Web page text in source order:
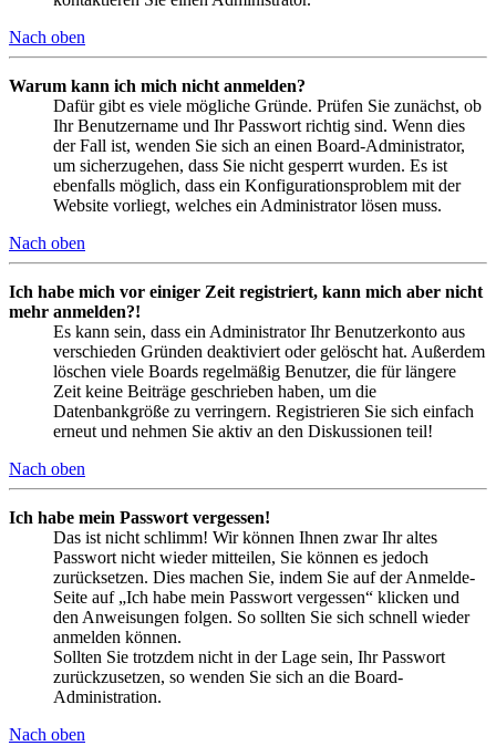
Nach oben
Warum kann ich mich nicht anmelden?
Dafür gibt es viele mögliche Gründe. Prüfen Sie zunächst, ob
Ihr Benutzername und Ihr Passwort richtig sind. Wenn dies
der Fall ist, wenden Sie sich an einen Board-Administrator,
um sicherzugehen, dass Sie nicht gesperrt wurden. Es ist
ebenfalls möglich, dass ein Konfigurationsproblem mit der
Website vorliegt, welches ein Administrator lösen muss.
Nach oben
Ich habe mich vor einiger Zeit registriert, kann mich aber nicht
mehr anmelden?!
Es kann sein, dass ein Administrator Ihr Benutzerkonto aus
verschieden Gründen deaktiviert oder gelöscht hat. Außerdem
löschen viele Boards regelmäßig Benutzer, die für längere
Zeit keine Beiträge geschrieben haben, um die
Datenbankgröße zu verringern. Registrieren Sie sich einfach
erneut und nehmen Sie aktiv an den Diskussionen teil!
Nach oben
Ich habe mein Passwort vergessen!
Das ist nicht schlimm! Wir können Ihnen zwar Ihr altes
Passwort nicht wieder mitteilen, Sie können es jedoch
zurücksetzen. Dies machen Sie, indem Sie auf der Anmelde-
Seite auf „Ich habe mein Passwort vergessen“ klicken und
den Anweisungen folgen. So sollten Sie sich schnell wieder
anmelden können.
Sollten Sie trotzdem nicht in der Lage sein, Ihr Passwort
zurückzusetzen, so wenden Sie sich an die Board-
Administration.
Nach oben